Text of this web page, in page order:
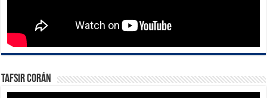
Tafsir Corán